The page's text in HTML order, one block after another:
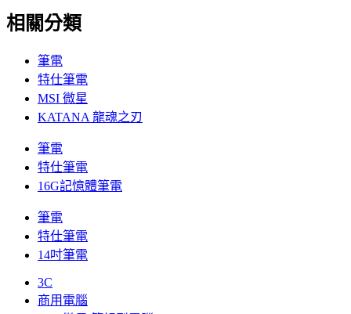
相關分類
筆電
特仕筆電
MSI 微星
KATANA 龍魂之刃
筆電
特仕筆電
16G記憶體筆電
筆電
特仕筆電
14吋筆電
3C
商用電腦